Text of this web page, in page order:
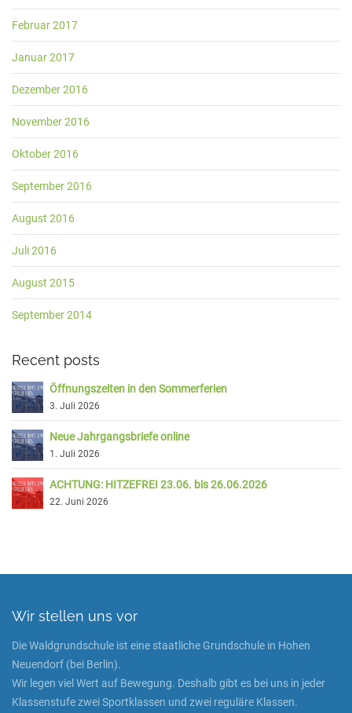
Februar 2017
Januar 2017
Dezember 2016
November 2016
Oktober 2016
September 2016
August 2016
Juli 2016
August 2015
September 2014
Recent posts
Öffnungszeiten in den Sommerferien
3. Juli 2026
Neue Jahrgangsbriefe online
1. Juli 2026
ACHTUNG: HITZEFREI 23.06. bis 26.06.2026
22. Juni 2026
Wir stellen uns vor
Die Waldgrundschule ist eine staatliche Grundschule in Hohen
Neuendorf (bei Berlin).
Wir legen viel Wert auf Bewegung. Deshalb gibt es bei uns in jeder
Klassenstufe zwei Sportklassen und zwei reguläre Klassen.